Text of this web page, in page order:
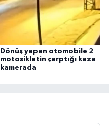
Dönüş yapan otomobile 2
motosikletin çarptığı kaza
kamerada